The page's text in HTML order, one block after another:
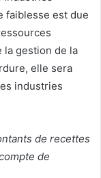
faiblesse est due
la gestion de la
elle sera
industries
de recettes
de